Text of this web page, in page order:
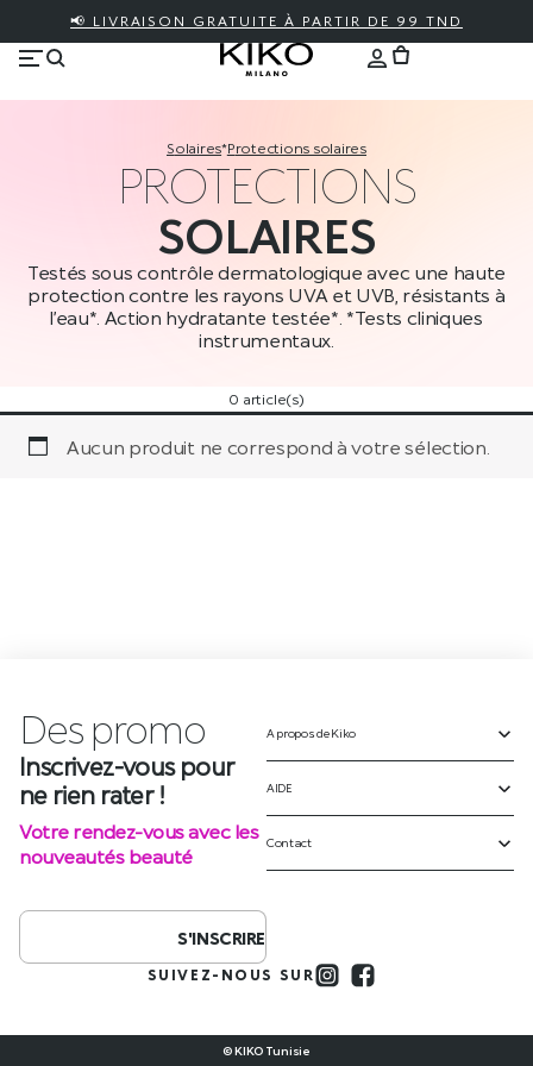
📢 LIVRAISON GRATUITE À PARTIR DE 99 TND
solaires* protections solaires
PROTECTIONS
SOLAIRES
Testés sous contrôle dermatologique avec une haute
protection contre les rayons UVA et UVB, résistants à
l’eau*. Action hydratante testée*. *Tests cliniques
instrumentaux.
0 article(s)
Aucun produit ne correspond à votre sélection.
Des promo
Inscrivez-vous pour
ne rien rater !
Votre rendez-vous avec les
nouveautés beauté
S'INSCRIRE
A propos de Kiko
AIDE
Contact
SUIVEZ-NOUS SUR
© KIKO Tunisie